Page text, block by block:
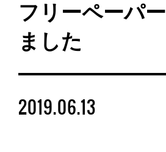
フリーペーパ
ました
2019.06.13